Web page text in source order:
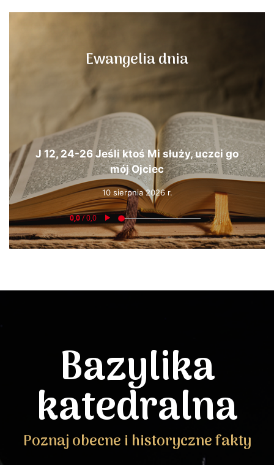
Ewangelia dnia
J 12, 24-26 Jeśli ktoś Mi służy, uczci go
mój Ojciec
10 sierpnia 2026 r.
Bazylika
katedralna
Poznaj obecne i historyczne fakty